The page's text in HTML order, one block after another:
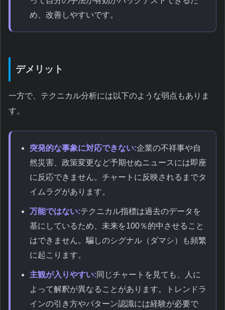
め、改善しやすいです。
デメリット
一方で、テクニカル分析には以下のような弱点もありま
す。
突発的な事象に対応できない:企業の不祥事や自
然災害、政策変更など予期せぬニュースには即座
に反応できません。チャートに反映されるまでタ
イムラグがあります。
万能ではない:テクニカル指標は過去のデータを
基にしているため、未来を100％的中させること
はできません。騙しのシグナル（ダマシ）も頻繁
に起こります。
主観が入りやすい:同じチャートを見ても、人に
よって解釈が異なることがあります。トレンドラ
インの引き方やパターン認識には経験が必要で